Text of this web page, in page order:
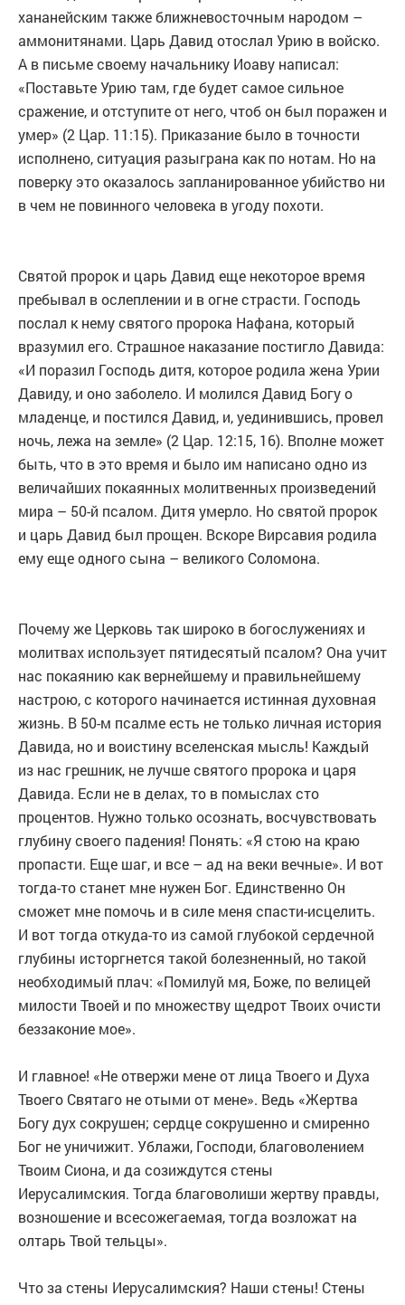
хананейским также ближневосточным народом –
аммонитянами. Царь Давид отослал Урию в войско.
А в письме своему начальнику Иоаву написал:
«Поставьте Урию там, где будет самое сильное
сражение, и отступите от него, чтоб он был поражен и
умер» (2 Цар. 11:15). Приказание было в точности
исполнено, ситуация разыграна как по нотам. Но на
поверку это оказалось запланированное убийство ни
в чем не повинного человека в угоду похоти.
Святой пророк и царь Давид еще некоторое время
пребывал в ослеплении и в огне страсти. Господь
послал к нему святого пророка Нафана, который
вразумил его. Страшное наказание постигло Давида:
«И поразил Господь дитя, которое родила жена Урии
Давиду, и оно заболело. И молился Давид Богу о
младенце, и постился Давид, и, уединившись, провел
ночь, лежа на земле» (2 Цар. 12:15, 16). Вполне может
быть, что в это время и было им написано одно из
величайших покаянных молитвенных произведений
мира – 50-й псалом. Дитя умерло. Но святой пророк
и царь Давид был прощен. Вскоре Вирсавия родила
ему еще одного сына – великого Соломона.
Почему же Церковь так широко в богослужениях и
молитвах использует пятидесятый псалом? Она учит
нас покаянию как вернейшему и правильнейшему
настрою, с которого начинается истинная духовная
жизнь. В 50-м псалме есть не только личная история
Давида, но и воистину вселенская мысль! Каждый
из нас грешник, не лучше святого пророка и царя
Давида. Если не в делах, то в помыслах сто
процентов. Нужно только осознать, восчувствовать
глубину своего падения! Понять: «Я стою на краю
пропасти. Еще шаг, и все – ад на веки вечные». И вот
тогда-то станет мне нужен Бог. Единственно Он
сможет мне помочь и в силе меня спасти-исцелить.
И вот тогда откуда-то из самой глубокой сердечной
глубины исторгнется такой болезненный, но такой
необходимый плач: «Помилуй мя, Боже, по велицей
милости Твоей и по множеству щедрот Твоих очисти
беззаконие мое».
И главное! «Не отвержи мене от лица Твоего и Духа
Твоего Святаго не отыми от мене». Ведь «Жертва
Богу дух сокрушен; сердце сокрушенно и смиренно
Бог не уничижит. Ублажи, Господи, благоволением
Твоим Сиона, и да созиждутся стены
Иерусалимския. Тогда благоволиши жертву правды,
возношение и всесожегаемая, тогда возложат на
олтарь Твой тельцы».
Что за стены Иерусалимския? Наши стены! Стены